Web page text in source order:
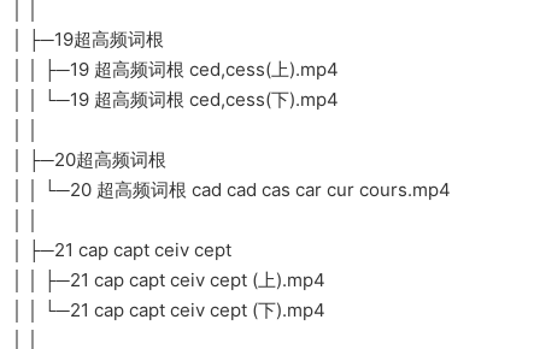
│ ├─19超高频词根
│ │ ├─19 超高频词根 ced,cess(上).mp4
│ │ └─19 超高频词根 ced,cess(下).mp4
│ ├─20超高频词根
│ │ └─20 超高频词根 cad cad cas car cur cours.mp4
│ ├─21 cap capt ceiv cept
│ │ ├─21 cap capt ceiv cept (上).mp4
│ │ └─21 cap capt ceiv cept (下).mp4